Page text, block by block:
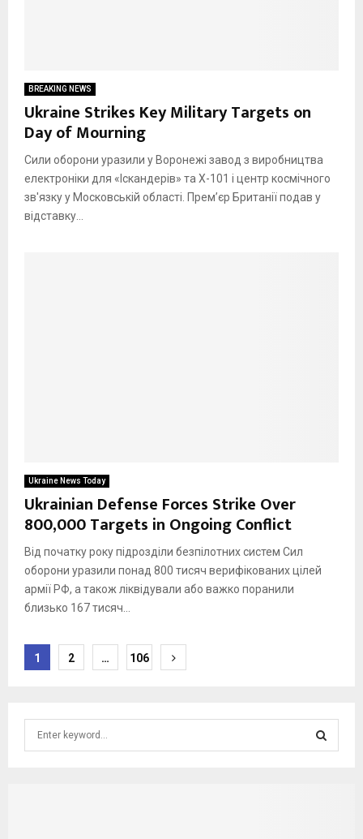
BREAKING NEWS
Ukraine Strikes Key Military Targets on
Day of Mourning
Сили оборони уразили у Воронежі завод з виробництва
електроніки для «Іскандерів» та Х-101 і центр космічного
зв'язку у Московській області. Прем’єр Британії подав у
відставку...
Ukraine News Today
Ukrainian Defense Forces Strike Over
800,000 Targets in Ongoing Conflict
Від початку року підрозділи безпілотних систем Сил
оборони уразили понад 800 тисяч верифікованих цілей
армії РФ, а також ліквідували або важко поранили
близько 167 тисяч...
Posts
1 2 … 106